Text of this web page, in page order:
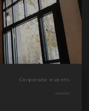
Corporate events